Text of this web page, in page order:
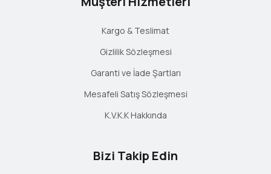
Kargo & Teslimat
Gizlilik Sözleşmesi
Garanti ve İade Şartları
Mesafeli Satış Sözleşmesi
K.V.K.K Hakkında
Bizi Takip Edin